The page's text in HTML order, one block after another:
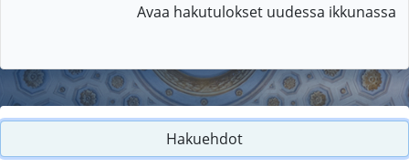
Avaa hakutulokset uudessa ikkunassa
Hakuehdot